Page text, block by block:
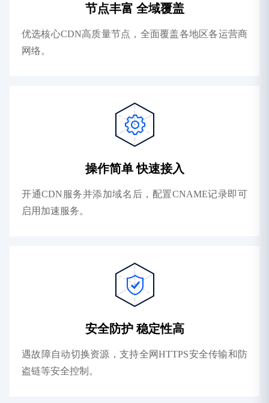
节点丰富 全域覆盖
优选核心CDN高质量节点，全面覆盖各地区各运营商
网络。
操作简单 快速接入
开通CDN服务并添加域名后，配置CNAME记录即可
启用加速服务。
安全防护 稳定性高
遇故障自动切换资源，支持全网HTTPS安全传输和防
盗链等安全控制。